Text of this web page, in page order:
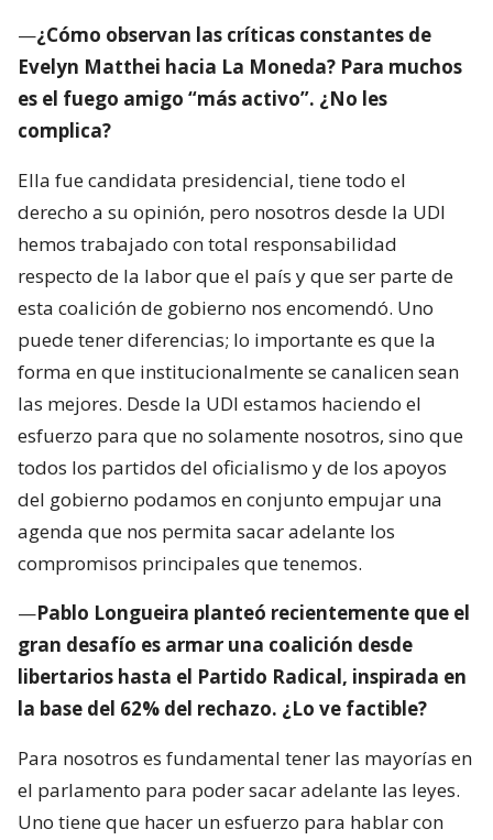
—¿Cómo observan las críticas constantes de
Evelyn Matthei hacia La Moneda? Para muchos
es el fuego amigo “más activo”. ¿No les
complica?
Ella fue candidata presidencial, tiene todo el
derecho a su opinión, pero nosotros desde la UDI
hemos trabajado con total responsabilidad
respecto de la labor que el país y que ser parte de
esta coalición de gobierno nos encomendó. Uno
puede tener diferencias; lo importante es que la
forma en que institucionalmente se canalicen sean
las mejores. Desde la UDI estamos haciendo el
esfuerzo para que no solamente nosotros, sino que
todos los partidos del oficialismo y de los apoyos
del gobierno podamos en conjunto empujar una
agenda que nos permita sacar adelante los
compromisos principales que tenemos.
—Pablo Longueira planteó recientemente que el
gran desafío es armar una coalición desde
libertarios hasta el Partido Radical, inspirada en
la base del 62% del rechazo. ¿Lo ve factible?
Para nosotros es fundamental tener las mayorías en
el parlamento para poder sacar adelante las leyes.
Uno tiene que hacer un esfuerzo para hablar con